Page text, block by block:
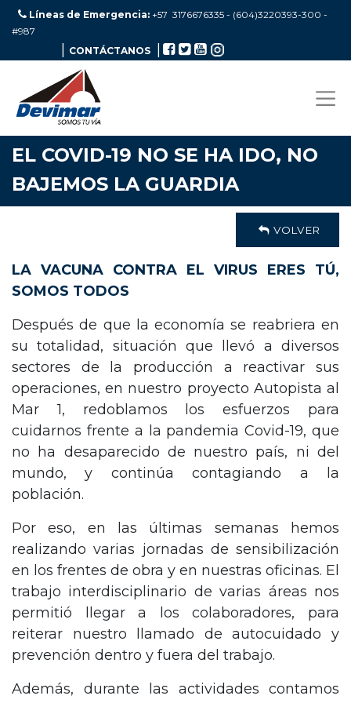
Líneas de Emergencia: +57 3176676335 - (604)3220393-300 -
#987
CONTÁCTANOS
EL COVID-19 NO SE HA IDO, NO
BAJEMOS LA GUARDIA
VOLVER
LA VACUNA CONTRA EL VIRUS ERES TÚ,
SOMOS TODOS
Después de que la economía se reabriera en
su totalidad, situación que llevó a diversos
sectores de la producción a reactivar sus
operaciones, en nuestro proyecto Autopista al
Mar 1, redoblamos los esfuerzos para
cuidarnos frente a la pandemia Covid-19, que
no ha desaparecido de nuestro país, ni del
mundo, y continúa contagiando a la
población.
Por eso, en las últimas semanas hemos
realizando varias jornadas de sensibilización
en los frentes de obra y en nuestras oficinas. El
trabajo interdisciplinario de varias áreas nos
permitió llegar a los colaboradores, para
reiterar nuestro llamado de autocuidado y
prevención dentro y fuera del trabajo.
Además, durante las actividades contamos